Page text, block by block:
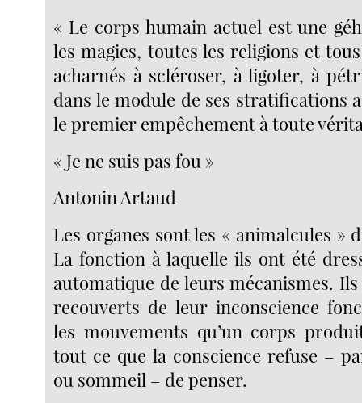
« Le corps humain actuel est une
les magies, toutes les religions et
acharnés à scléroser, à ligoter, à
dans le module de ses stratifications
le premier empêchement à toute
« Je ne suis pas fou »
Antonin Artaud
Les organes sont les « animalcules »
La fonction à laquelle ils ont été
automatique de leurs mécanismes.
recouverts de leur inconscience
les mouvements qu’un corps
tout ce que la conscience refuse –
ou sommeil – de penser.